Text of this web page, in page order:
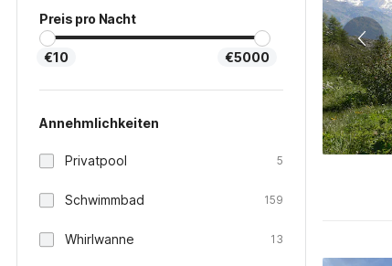
Preis pro Nacht
€10 €5000
Annehmlichkeiten
Privatpool 5
Schwimmbad 159
Whirlwanne 13